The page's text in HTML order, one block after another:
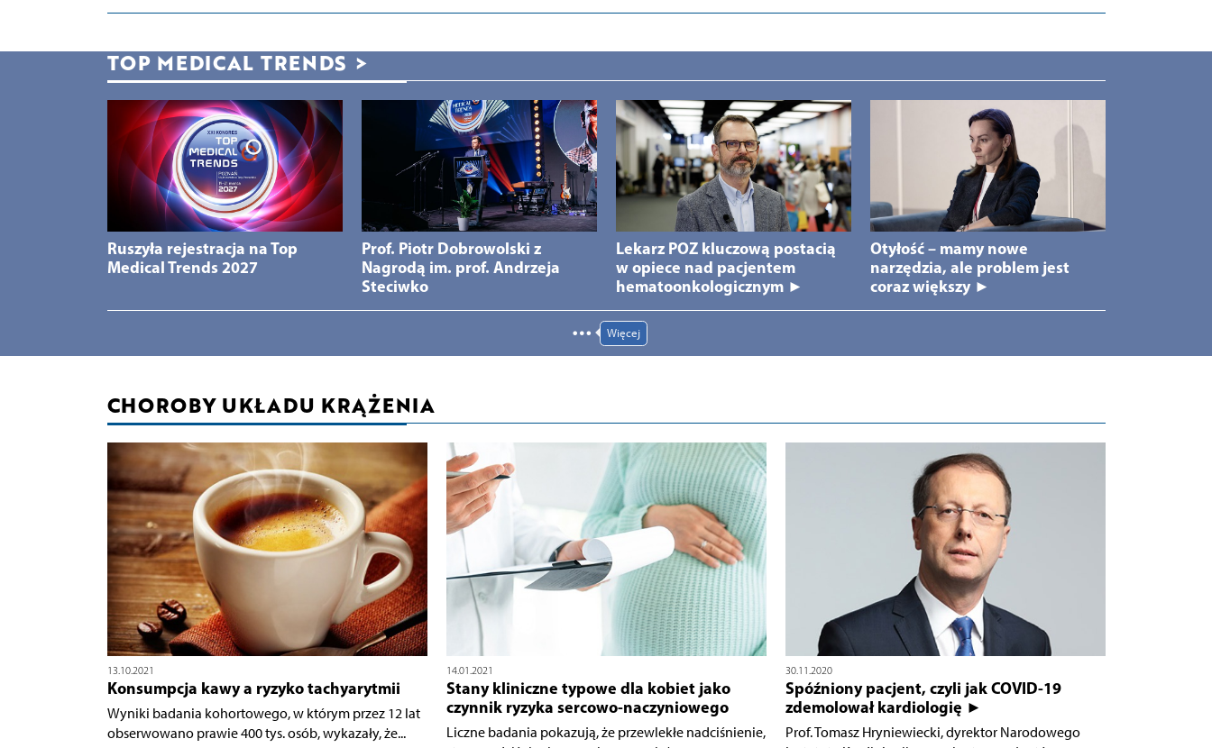
TOP MEDICAL TRENDS >
Ruszyła rejestracja na Top
Medical Trends 2027
Prof. Piotr Dobrowolski z
Nagrodą im. prof. Andrzeja
Steciwko
Lekarz POZ kluczową postacią
w opiece nad pacjentem
hematoonkologicznym ►
Otyłość – mamy nowe
narzędzia, ale problem jest
coraz większy ►
Więcej
CHOROBY UKŁADU KRĄŻENIA
13.10.2021
Konsumpcja kawy a ryzyko tachyarytmii
Wyniki badania kohortowego, w którym przez 12 lat
obserwowano prawie 400 tys. osób, wykazały, że...
14.01.2021
Stany kliniczne typowe dla kobiet jako
czynnik ryzyka sercowo-naczyniowego
Liczne badania pokazują, że przewlekłe nadciśnienie,
30.11.2020
Spóźniony pacjent, czyli jak COVID-19
zdemolował kardiologię ►
Prof. Tomasz Hryniewiecki, dyrektor Narodowego